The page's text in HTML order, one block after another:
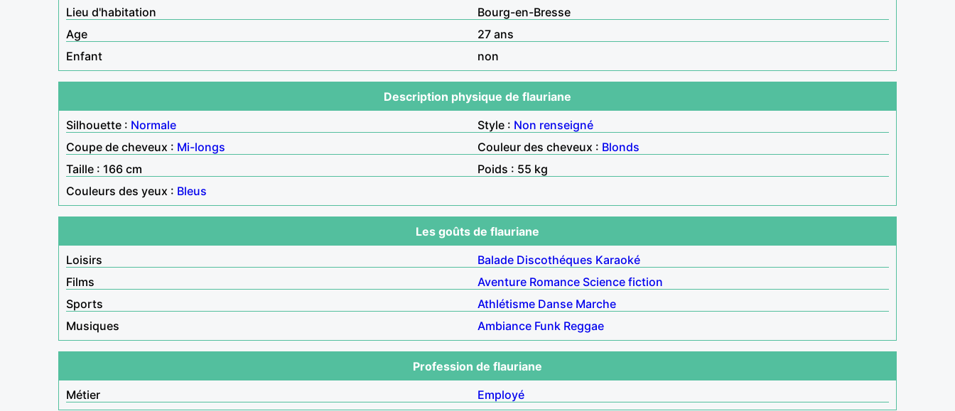
Lieu d'habitation
Bourg-en-Bresse
Age
27 ans
Enfant
non
Description physique de flauriane
Silhouette : Normale Style : Non renseigné
Coupe de cheveux : Mi-longs Couleur des cheveux : Blonds
Taille : 166 cm
Poids : 55 kg
Couleurs des yeux : Bleus
Les goûts de flauriane
Loisirs
Balade Discothéques Karaoké
Films
Aventure Romance Science fiction
Sports
Athlétisme Danse Marche
Musiques
Ambiance Funk Reggae
Profession de flauriane
Métier
Employé